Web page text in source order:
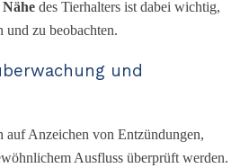
Nähe des Tierhalters ist dabei wichtig,
und zu beobachten.
und
auf Anzeichen von Entzündungen,
Ausfluss überprüft werden.